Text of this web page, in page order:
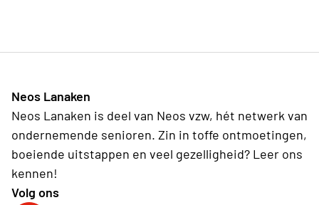
Neos Lanaken
Neos Lanaken is deel van Neos vzw, hét netwerk van
ondernemende senioren. Zin in toffe ontmoetingen,
boeiende uitstappen en veel gezelligheid? Leer ons
kennen!
Volg ons